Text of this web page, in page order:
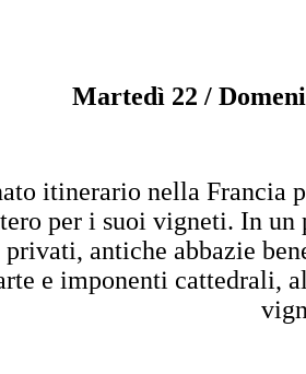
Martedì 22 /
itinerario nella Francia
per i suoi vigneti. In un
antiche abbazie
e imponenti cattedrali,